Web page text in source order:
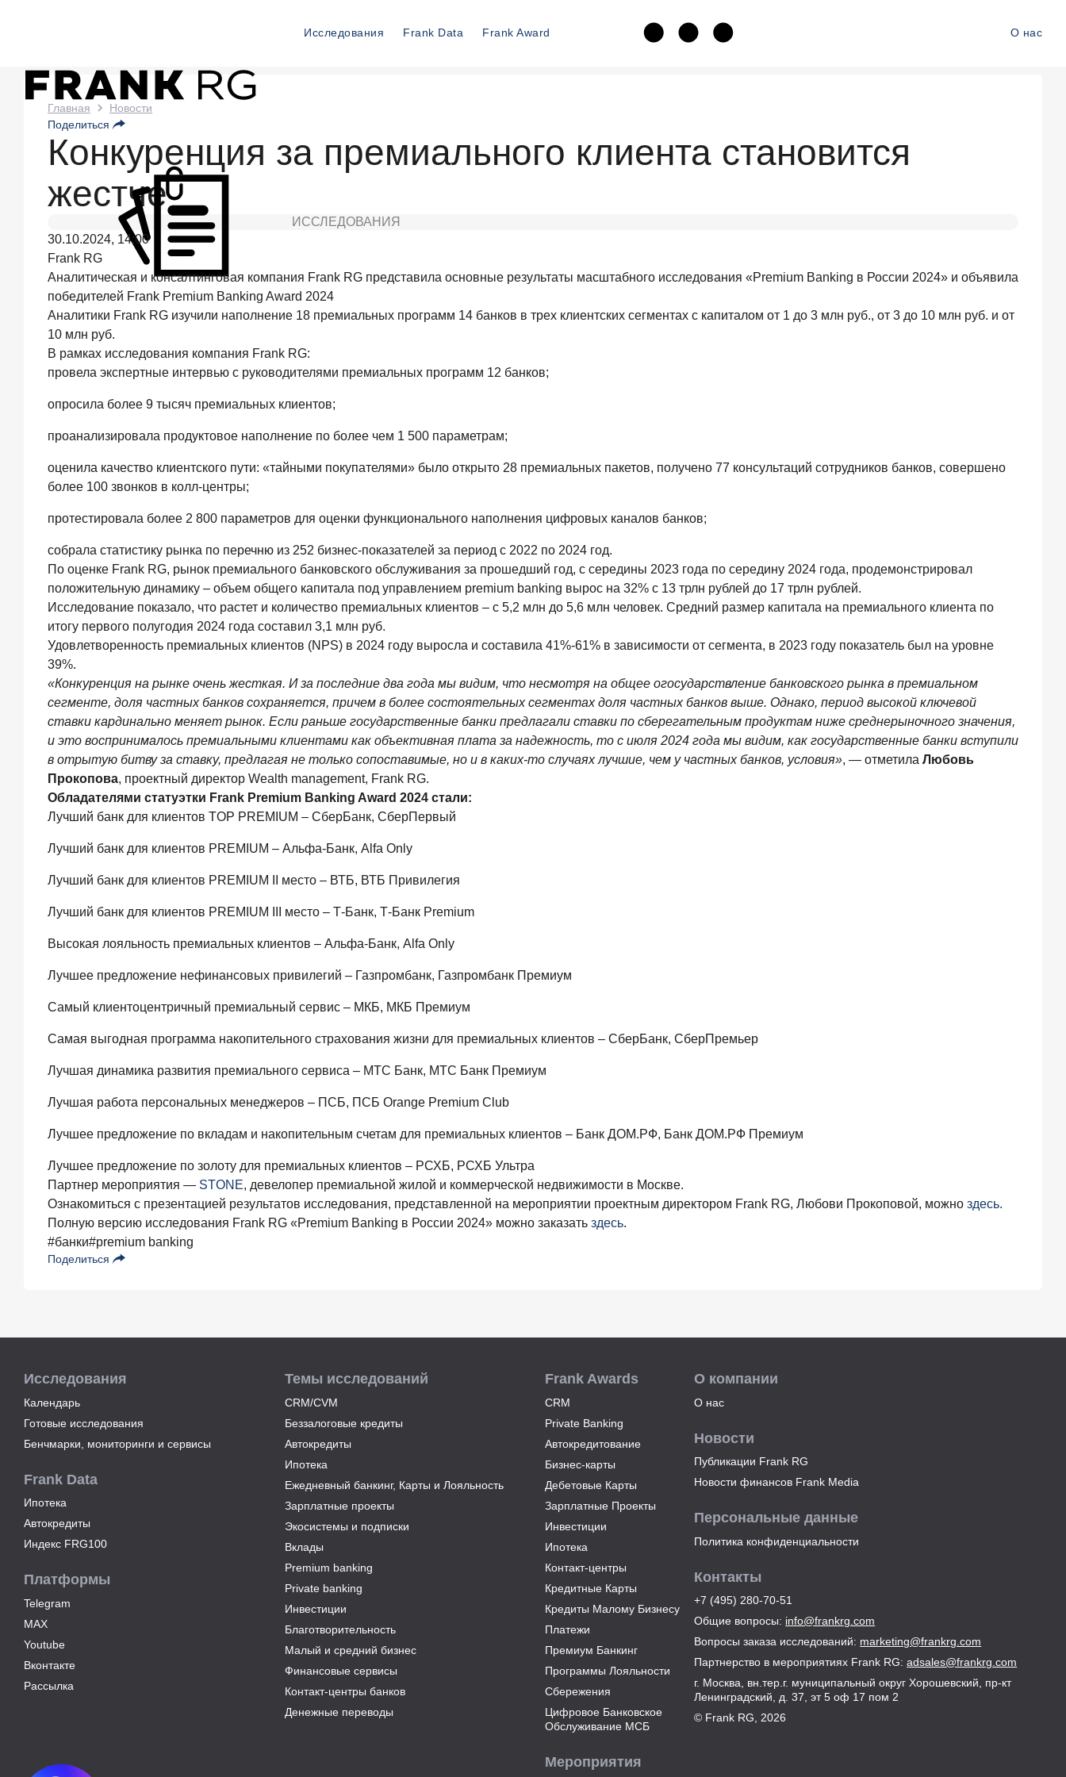
Исследования Frank Data Frank Award О нас
Новости
Frank
RG
Вчера
ИССЛЕДОВАНИЕ
итогам
июля
2026
года
объем
выдач
кредитов
составил
1
млрд
Три
назад
ИССЛЕДОВАНИЕ
путь
МСБ
при
смене
руководителя
в
банке
обслуживания
июля
года
ИССЛЕДОВАНИЕ
Ипотека
в
России:
итоги
2026
в
цифрах
июля
2026
ИССЛЕДОВАНИЕ
Выгодные
тарифы
на
обслуживание
существенный
фактор
выбора
брокера
15
2026
года
Клиенты
чаще
всего
узнают
о сберегательных
и
июля
2026
С
благосостояния
клиентов-
увеличивается
и
к
2026
итогам
выдач
Главная
Новости
Поделиться
Конкуренция за премиального клиента становится
жестче
ИССЛЕДОВАНИЯ
30.10.2024, 14:00
Frank RG
Аналитическая и консалтинговая компания Frank RG представила основные результаты масштабного исследования «Premium Banking в России 2024» и объявила
победителей Frank Premium Banking Award 2024
Аналитики Frank RG изучили наполнение 18 премиальных программ 14 банков в трех клиентских сегментах с капиталом от 1 до 3 млн руб., от 3 до 10 млн руб. и от
10 млн руб.
В рамках исследования компания Frank RG:
провела экспертные интервью с руководителями премиальных программ 12 банков;
опросила более 9 тысяч премиальных клиентов;
проанализировала продуктовое наполнение по более чем 1 500 параметрам;
оценила качество клиентского пути: «тайными покупателями» было открыто 28 премиальных пакетов, получено 77 консультаций сотрудников банков, совершено
более 100 звонков в колл-центры;
протестировала более 2 800 параметров для оценки функционального наполнения цифровых каналов банков;
собрала статистику рынка по перечню из 252 бизнес-показателей за период с 2022 по 2024 год.
По оценке Frank RG, рынок премиального банковского обслуживания за прошедший год, с середины 2023 года по середину 2024 года, продемонстрировал
положительную динамику – объем общего капитала под управлением premium banking вырос на 32% с 13 трлн рублей до 17 трлн рублей.
Исследование показало, что растет и количество премиальных клиентов – с 5,2 млн до 5,6 млн человек. Средний размер капитала на премиального клиента по
итогу первого полугодия 2024 года составил 3,1 млн руб.
Удовлетворенность премиальных клиентов (NPS) в 2024 году выросла и составила 41%-61% в зависимости от сегмента, в 2023 году показатель был на уровне
39%.
«Конкуренция на рынке очень жесткая. И за последние два года мы видим, что несмотря на общее огосударствление банковского рынка в премиальном
сегменте, доля частных банков сохраняется, причем в более состоятельных сегментах доля частных банков выше. Однако, период высокой ключевой
ставки кардинально меняет рынок. Если раньше государственные банки предлагали ставки по сберегательным продуктам ниже среднерыночного значения,
и это воспринималось премиальными клиентами как объективная плата за надежность, то с июля 2024 года мы видим, как государственные банки вступили
в отрытую битву за ставку, предлагая не только сопоставимые, но и в каких-то случаях лучшие, чем у частных банков, условия», — отметила Любовь
Прокопова, проектный директор Wealth management, Frank RG.
Обладателями статуэтки Frank Premium Banking Award 2024 стали:
Лучший банк для клиентов TOP PREMIUM – СберБанк, СберПервый
Лучший банк для клиентов PREMIUM – Альфа-Банк, Alfa Only
Лучший банк для клиентов PREMIUM II место – ВТБ, ВТБ Привилегия
Лучший банк для клиентов PREMIUM III место – Т-Банк, Т-Банк Premium
Высокая лояльность премиальных клиентов – Альфа-Банк, Alfa Only
Лучшее предложение нефинансовых привилегий – Газпромбанк, Газпромбанк Премиум
Самый клиентоцентричный премиальный сервис – МКБ, МКБ Премиум
Самая выгодная программа накопительного страхования жизни для премиальных клиентов – СберБанк, СберПремьер
Лучшая динамика развития премиального сервиса – МТС Банк, МТС Банк Премиум
Лучшая работа персональных менеджеров – ПСБ, ПСБ Orange Premium Club
Лучшее предложение по вкладам и накопительным счетам для премиальных клиентов – Банк ДОМ.РФ, Банк ДОМ.РФ Премиум
Лучшее предложение по золоту для премиальных клиентов – РСХБ, РСХБ Ультра
Партнер мероприятия — STONE, девелопер премиальной жилой и коммерческой недвижимости в Москве.
Ознакомиться с презентацией результатов исследования, представленной на мероприятии проектным директором Frank RG, Любови Прокоповой, можно здесь.
Полную версию исследования Frank RG «Premium Banking в России 2024» можно заказать здесь.
#банки#premium banking
Поделиться
Исследования
Календарь
Готовые исследования
Бенчмарки, мониторинги и сервисы
Frank Data
Ипотека
Автокредиты
Индекс FRG100
Платформы
Telegram
MAX
Youtube
Вконтакте
Рассылка
Темы исследований
CRM/CVM
Беззалоговые кредиты
Автокредиты
Ипотека
Ежедневный банкинг, Карты и Лояльность
Зарплатные проекты
Экосистемы и подписки
Вклады
Premium banking
Private banking
Инвестиции
Благотворительность
Малый и средний бизнес
Финансовые сервисы
Контакт-центры банков
Денежные переводы
Frank Awards
CRM
Private Banking
Автокредитование
Бизнес-карты
Дебетовые Карты
Зарплатные Проекты
Инвестиции
Ипотека
Контакт-центры
Кредитные Карты
Кредиты Малому Бизнесу
Платежи
Премиум Банкинг
Программы Лояльности
Сбережения
Цифровое Банковское
Обслуживание МСБ
Мероприятия
О компании
О нас
Новости
Публикации Frank RG
Новости финансов Frank Media
Персональные данные
Политика конфиденциальности
Контакты
+7 (495) 280-70-51
Общие вопросы: info@frankrg.com
Вопросы заказа исследований: marketing@frankrg.com
Партнерство в мероприятиях Frank RG: adsales@frankrg.com
г. Москва, вн.тер.г. муниципальный округ Хорошевский, пр-кт
Ленинградский, д. 37, эт 5 оф 17 пом 2
© Frank RG, 2026